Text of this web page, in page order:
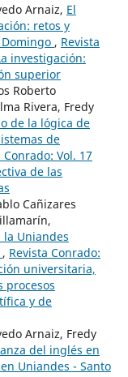
Arnaiz, El
retos y
Domingo , Revista
investigación:
superior
Roberto
Rivera, Fredy
de la lógica de
de
Conrado: Vol. 17
de las
Cañizares
la Uniandes
, Revista Conrado:
universitaria,
procesos
y de
Arnaiz, Fredy
del inglés en
Uniandes - Santo